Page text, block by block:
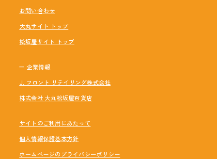
お問い合わせ
大丸サイト トップ
松坂屋サイト トップ
企業情報
J. フロント リテイリング株式会社
株式会社 大丸松坂屋百貨店
サイトのご利用にあたって
個人情報保護基本方針
ホームページのプライバシーポリシー